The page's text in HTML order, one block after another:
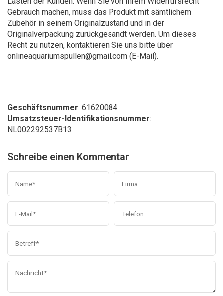
Gebrauch machen, muss das Produkt mit sämtlichem
Zubehör in seinem Originalzustand und in der
Originalverpackung zurückgesandt werden. Um dieses
Recht zu nutzen, kontaktieren Sie uns bitte über
onlineaquariumspullen@gmail.com (E-Mail).
Geschäftsnummer: 61620084
Umsatzsteuer-Identifikationsnummer:
NL002292537B13
Schreibe einen Kommentar